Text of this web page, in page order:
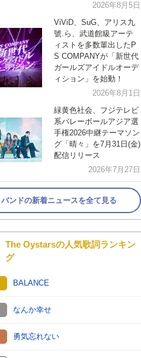
2026年8月5日
ViViD、SuG、アリス九
號.ら、武道館級アーテ
ィストを多数輩出したP
S COMPANYが「新世代
ガールズアイドルオーデ
ィション」を始動！
2026年8月1日
緑黄色社会、フジテレビ
系バレーボールアジア選
手権2026中継テーマソン
グ「晴々」を7月31日(金)
配信リリース
2026年7月27日
バンドの新着ニュースを全て見る
The Oystarsの人気歌詞ランキン
グ
BALANCE
なんか幸せ
勇気忘れない